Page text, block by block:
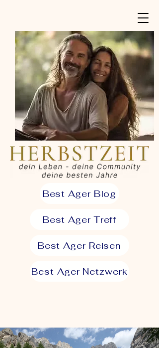
Best Ager Blog
Best Ager Treff
Best Ager Reisen
Best Ager Netzwerk